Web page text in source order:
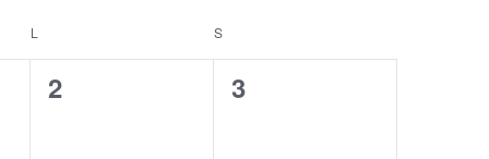
L S
0
2
0
3